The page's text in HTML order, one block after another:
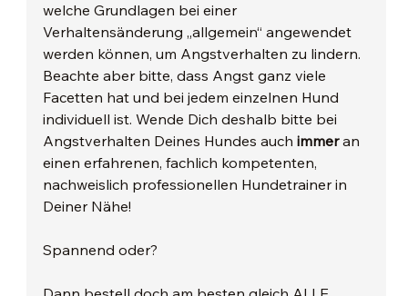
welche Grundlagen bei einer
Verhaltensänderung „allgemein“ angewendet
werden können, um Angstverhalten zu lindern.
Beachte aber bitte, dass Angst ganz viele
Facetten hat und bei jedem einzelnen Hund
individuell ist. Wende Dich deshalb bitte bei
Angstverhalten Deines Hundes auch immer an
einen erfahrenen, fachlich kompetenten,
nachweislich professionellen Hundetrainer in
Deiner Nähe!
Spannend oder?